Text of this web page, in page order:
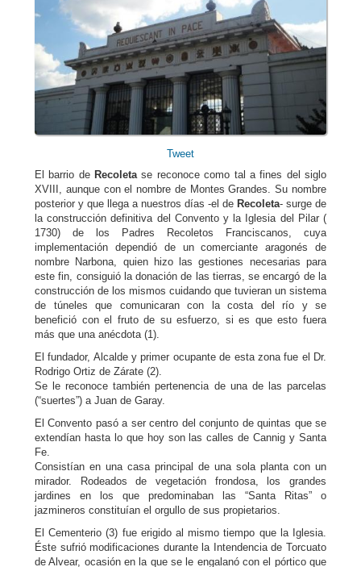
Tweet
El barrio de Recoletase reconoce como tal a fines del siglo
XVIII, aunque con el nombre de Montes Grandes. Su nombre
posterior y que llega a nuestros días -el de Recoleta- surge de
la construcción definitiva del Convento y la Iglesia del Pilar (
1730) de los Padres Recoletos Franciscanos, cuya
implementación dependió de un comerciante aragonés de
nombre Narbona, quien hizo las gestiones necesarias para
este fin, consiguió la donación de las tierras, se encargó de la
construcción de los mismos cuidando que tuvieran un sistema
de túneles que comunicaran con la costa del río y se
benefició con el fruto de su esfuerzo, si es que esto fuera
más que una anécdota (1).
El fundador, Alcalde y primer ocupante de esta zona fue el Dr.
Rodrigo Ortiz de Zárate (2).
Se le reconoce también pertenencia de una de las parcelas
(“suertes”) a Juan de Garay.
El Convento pasó a ser centro del conjunto de quintas que se
extendían hasta lo que hoy son las calles de Cannig y Santa
Fe.
Consistían en una casa principal de una sola planta con un
mirador. Rodeados de vegetación frondosa, los grandes
jardines en los que predominaban las “Santa Ritas” o
jazmineros constituían el orgullo de sus propietarios.
El Cementerio (3) fue erigido al mismo tiempo que la Iglesia.
Éste sufrió modificaciones durante la Intendencia de Torcuato
de Alvear, ocasión en la que se le engalanó con el pórtico que